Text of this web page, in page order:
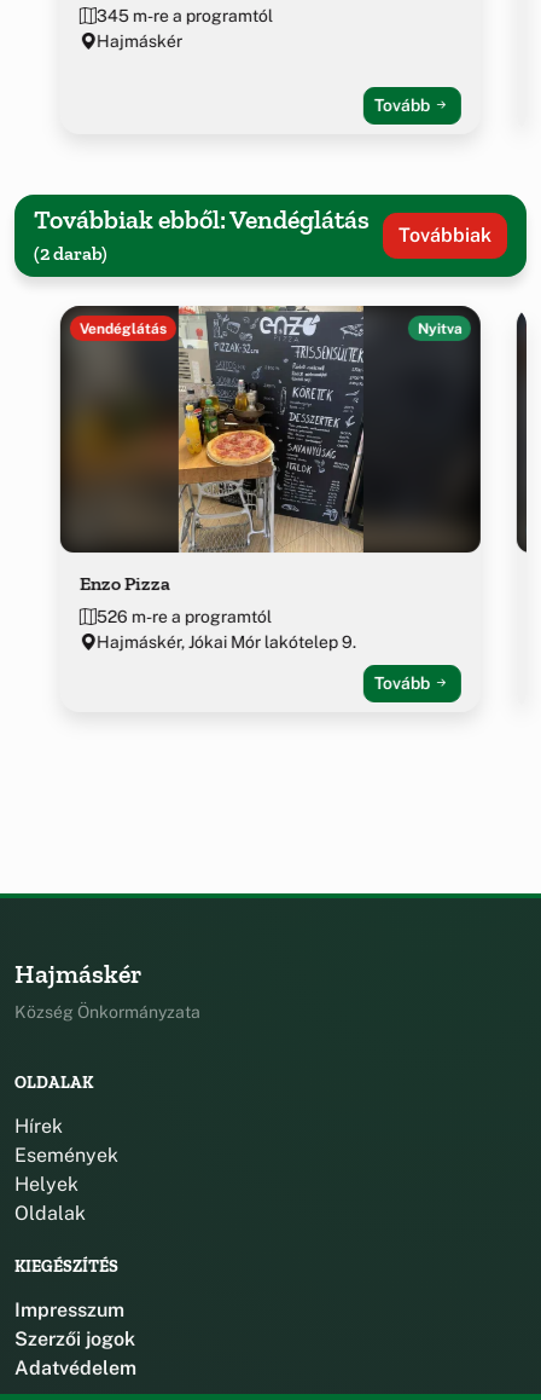
345 m-re a programtól
Hajmáskér
Tovább
Továbbiak ebből: Vendéglátás
(2 darab)
Továbbiak
Vendéglátás Nyitva
Enzo Pizza
526 m-re a programtól
Hajmáskér, Jókai Mór lakótelep 9.
Tovább
Hajmáskér
Község Önkormányzata
OLDALAK
Hírek
Események
Helyek
Oldalak
KIEGÉSZÍTÉS
Impresszum
Szerzői jogok
Adatvédelem